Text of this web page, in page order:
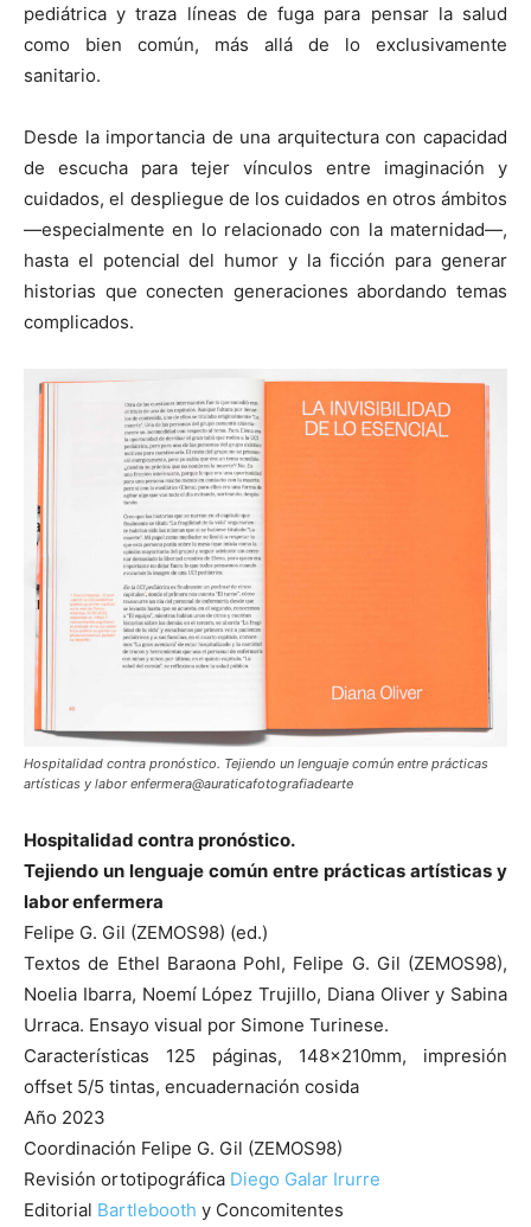
pediátrica y traza líneas de fuga para pensar la salud
como bien común, más allá de lo exclusivamente
sanitario.
Desde la importancia de una arquitectura con capacidad
de escucha para tejer vínculos entre imaginación y
cuidados, el despliegue de los cuidados en otros ámbitos
—especialmente en lo relacionado con la maternidad—,
hasta el potencial del humor y la ficción para generar
historias que conecten generaciones abordando temas
complicados.
Hospitalidad contra pronóstico. Tejiendo un lenguaje común entre prácticas
artísticas y labor enfermera@auraticafotografiadearte
Hospitalidad contra pronóstico.
Tejiendo un lenguaje común entre prácticas artísticas y
labor enfermera
Felipe G. Gil (ZEMOS98) (ed.)
Textos de Ethel Baraona Pohl, Felipe G. Gil (ZEMOS98),
Noelia Ibarra, Noemí López Trujillo, Diana Oliver y Sabina
Urraca. Ensayo visual por Simone Turinese.
Características 125 páginas, 148x210mm, impresión
offset 5/5 tintas, encuadernación cosida
Año 2023
Coordinación Felipe G. Gil (ZEMOS98)
Revisión ortotipográfica Diego Galar Irurre
Editorial Bartlebooth y Concomitentes